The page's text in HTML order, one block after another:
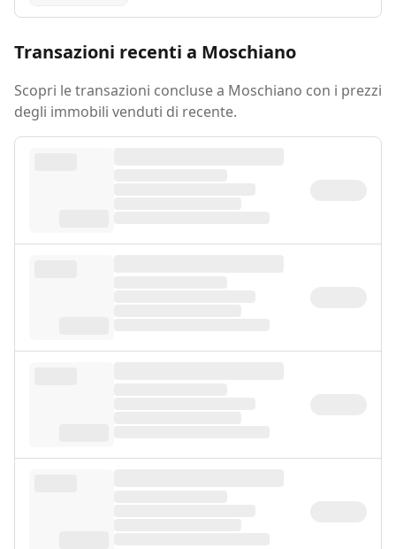
Transazioni recenti a Moschiano
Scopri le transazioni concluse a Moschiano con i prezzi
degli immobili venduti di recente.